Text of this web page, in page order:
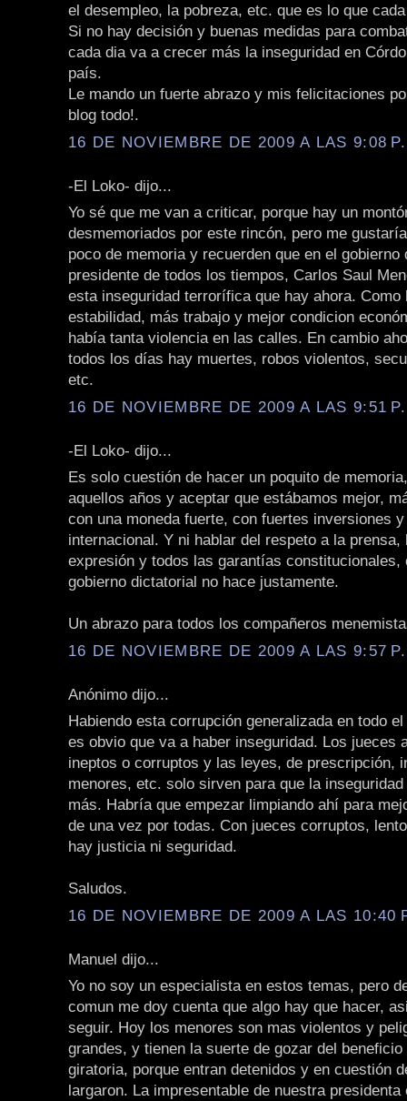
el desempleo, la pobreza, etc. que es lo que
Si no hay decisión y buenas medidas para
cada dia va a crecer más la inseguridad en
país.
Le mando un fuerte abrazo y mis felicitaciones
blog todo!.
16 DE NOVIEMBRE DE 2009 A LAS 9:08
-El Loko- dijo...
Yo sé que me van a criticar, porque hay un
desmemoriados por este rincón, pero me
poco de memoria y recuerden que en el gobierno
presidente de todos los tiempos, Carlos Saul
esta inseguridad terrorífica que hay ahora. Como
estabilidad, más trabajo y mejor condicion
había tanta violencia en las calles. En cambio
todos los días hay muertes, robos violentos,
etc.
16 DE NOVIEMBRE DE 2009 A LAS 9:51
-El Loko- dijo...
Es solo cuestión de hacer un poquito de
aquellos años y aceptar que estábamos mejor,
con una moneda fuerte, con fuertes inversiones
internacional. Y ni hablar del respeto a la prensa,
expresión y todos las garantías constitucionales,
gobierno dictatorial no hace justamente.
Un abrazo para todos los compañeros
16 DE NOVIEMBRE DE 2009 A LAS 9:57
Anónimo dijo...
Habiendo esta corrupción generalizada en todo
es obvio que va a haber inseguridad. Los jueces
ineptos o corruptos y las leyes, de prescripción,
menores, etc. solo sirven para que la
más. Habría que empezar limpiando ahí para
de una vez por todas. Con jueces corruptos,
hay justicia ni seguridad.
Saludos.
16 DE NOVIEMBRE DE 2009 A LAS 10:40
Manuel dijo...
Yo no soy un especialista en estos temas, pero
comun me doy cuenta que algo hay que hacer,
seguir. Hoy los menores son mas violentos y
grandes, y tienen la suerte de gozar del beneficio
giratoria, porque entran detenidos y en cuestión
largaron. La impresentable de nuestra presidenta